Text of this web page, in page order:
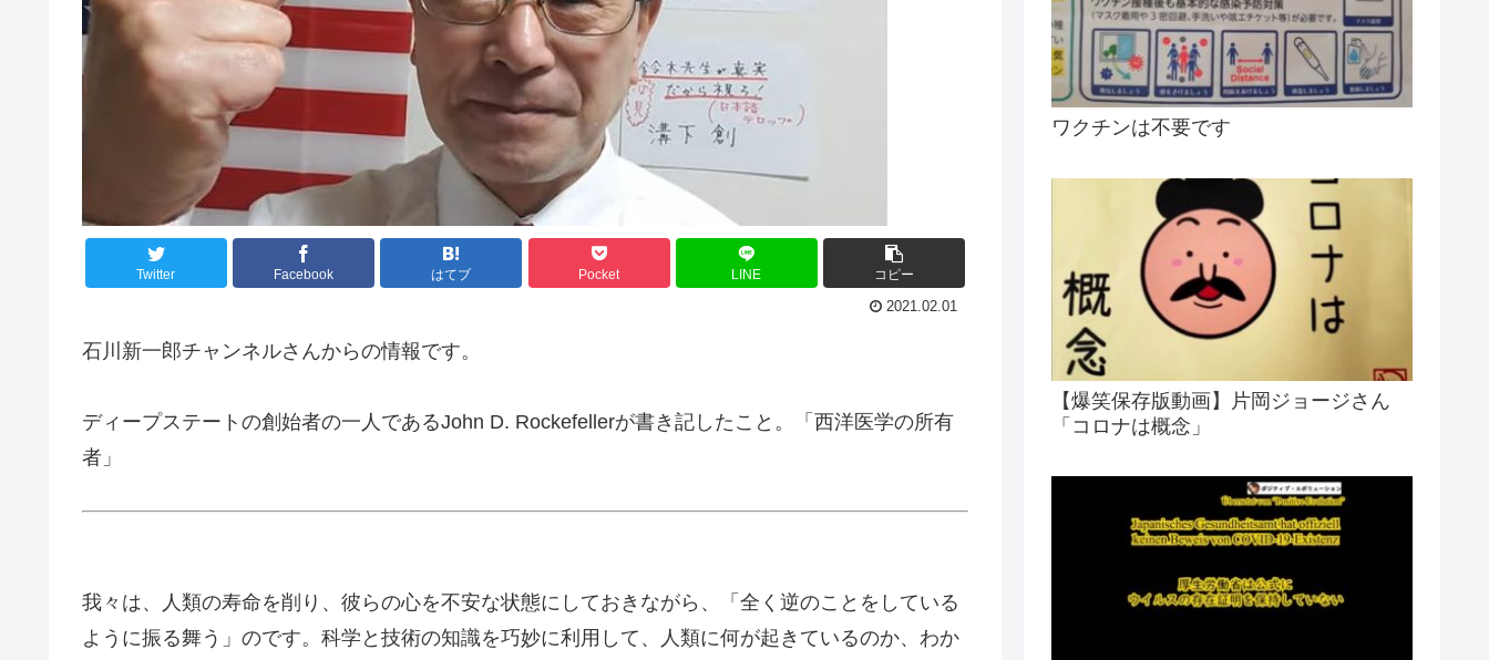
Twitter Facebook はてブ Pocket LINE コピー
2021.02.01
石川新一郎チャンネルさんからの情報です。
ディープステートの創始者の一人であるJohn D. Rockefellerが書き記したこと。「西洋医学の所有
者」
我々は、人類の寿命を削り、彼らの心を不安な状態にしておきながら、「全く逆のことをしている
ように振る舞う」のです。科学と技術の知識を巧妙に利用して、人類に何が起きているのか、わか
ワクチンは不要です
【爆笑保存版動画】片岡ジョージさん
「コロナは概念」